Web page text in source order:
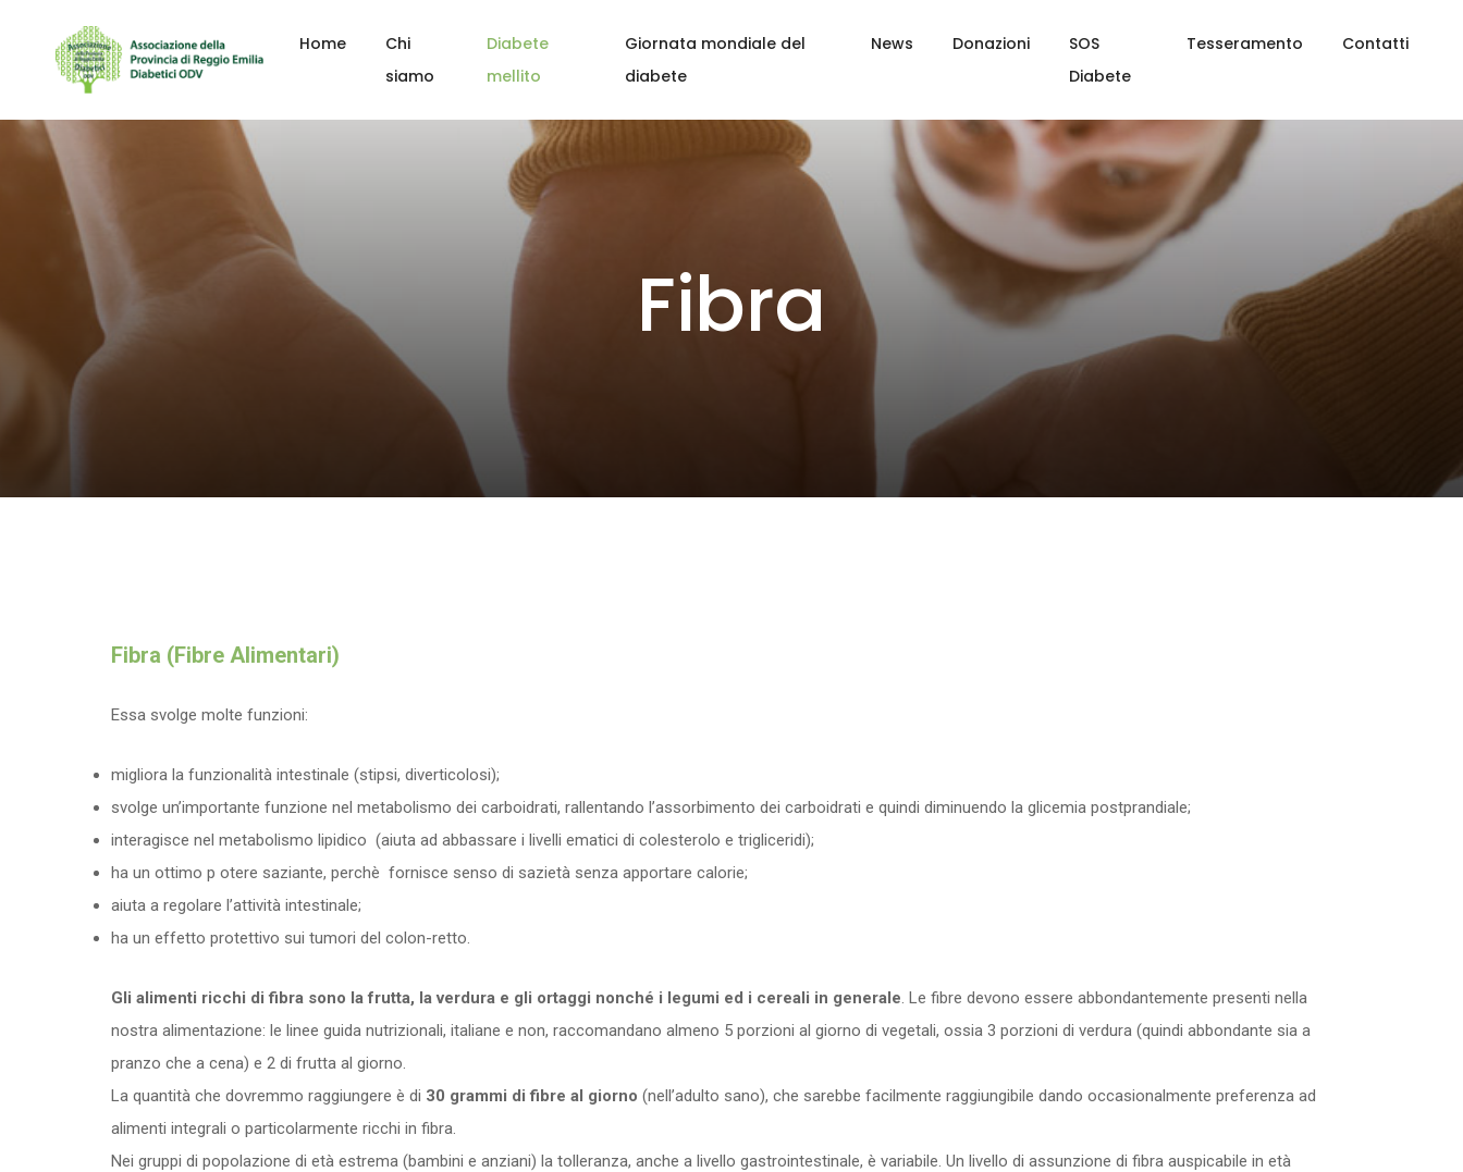
Home
Chi
siamo
Diabete
mellito
Giornata mondiale del
diabete
News Donazioni
SOS
Diabete
Tesseramento Contatti
Fibra
Fibra (Fibre Alimentari)
Essa svolge molte funzioni:
migliora la funzionalità intestinale (stipsi, diverticolosi);
svolge un’importante funzione nel metabolismo dei carboidrati, rallentando l’assorbimento dei carboidrati e quindi diminuendo la glicemia postprandiale;
interagisce nel metabolismo lipidico (aiuta ad abbassare i livelli ematici di colesterolo e trigliceridi);
ha un ottimo p otere saziante, perchè fornisce senso di sazietà senza apportare calorie;
aiuta a regolare l’attività intestinale;
ha un effetto protettivo sui tumori del colon-retto.
Gli alimenti ricchi di fibra sono la frutta, la verdura e gli ortaggi nonché i legumi ed i cereali in generale. Le fibre devono essere abbondantemente presenti nella
nostra alimentazione: le linee guida nutrizionali, italiane e non, raccomandano almeno 5 porzioni al giorno di vegetali, ossia 3 porzioni di verdura (quindi abbondante sia a
pranzo che a cena) e 2 di frutta al giorno.
La quantità che dovremmo raggiungere è di 30 grammi di fibre al giorno (nell’adulto sano), che sarebbe facilmente raggiungibile dando occasionalmente preferenza ad
alimenti integrali o particolarmente ricchi in fibra.
Nei gruppi di popolazione di età estrema (bambini e anziani) la tolleranza, anche a livello gastrointestinale, è variabile. Un livello di assunzione di fibra auspicabile in età